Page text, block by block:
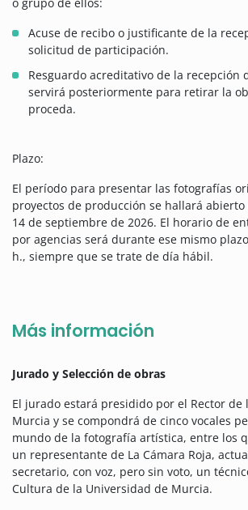
Acuse de recibo o justificante de la
solicitud de participación.
Resguardo acreditativo de la recepción
servirá posteriormente para retirar la
proceda.
Plazo:
El período para presentar las fotografías
proyectos de producción se hallará
14 de septiembre de 2026. El horario de
por agencias será durante ese mismo
h., siempre que se trate de día hábil.
Más información
Jurado y Selección de obras
El jurado estará presidido por el Rector de
Murcia y se compondrá de cinco vocales
mundo de la fotografía artística, entre los
un representante de La Cámara Roja,
secretario, con voz, pero sin voto, un
Cultura de la Universidad de Murcia.